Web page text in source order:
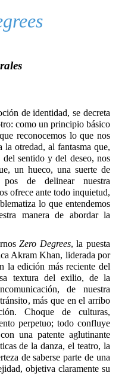
de identidad, se decreta
como un principio básico
reconocemos lo que nos
la otredad, al fantasma que,
sentido y del deseo, nos
un hueco, una suerte de
de delinear nuestra
ofrece ante todo inquietud,
lo que entendemos
manera de abordar la
Zero Degrees, la puesta
Akram Khan, liderada por
la edición más reciente del
textura del exilio, de la
de nuestra
más que en el arribo
Choque de culturas,
perpetuo; todo confluye
una patente aglutinante
de la danza, el teatro, la
de saberse parte de una
objetiva claramente su